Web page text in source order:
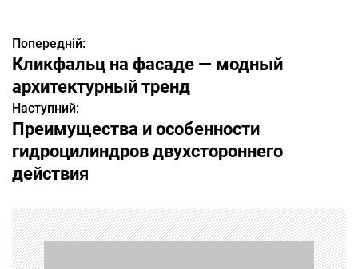
Н
а
в
і
г
а
ц
Попередній:
Кликфальц на фасаде — модный
архитектурный тренд
Наступний:
Преимущества и особенности
гидроцилиндров двухстороннего
действия